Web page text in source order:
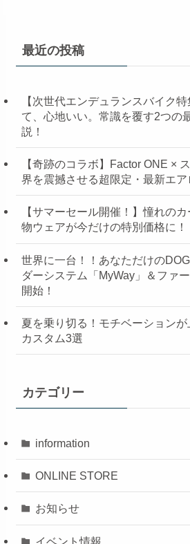
最近の投稿
【次世代エンデュランスバイク
て、心地いい。常識を覆す2つの
説！
【奇跡のコラボ】Factor ONE ×
界を震撼させる超限定・最新エア
【サマーセール開催！】憧れの
物ウェアが今だけの特別価格に！
世界に一台！！あなただけの
ダーシステム「MyWay」＆ファ
開始！
夏を乗り切る！モチベーション
カスタム3選
カテゴリー
information
ONLINE STORE
お知らせ
イベント情報